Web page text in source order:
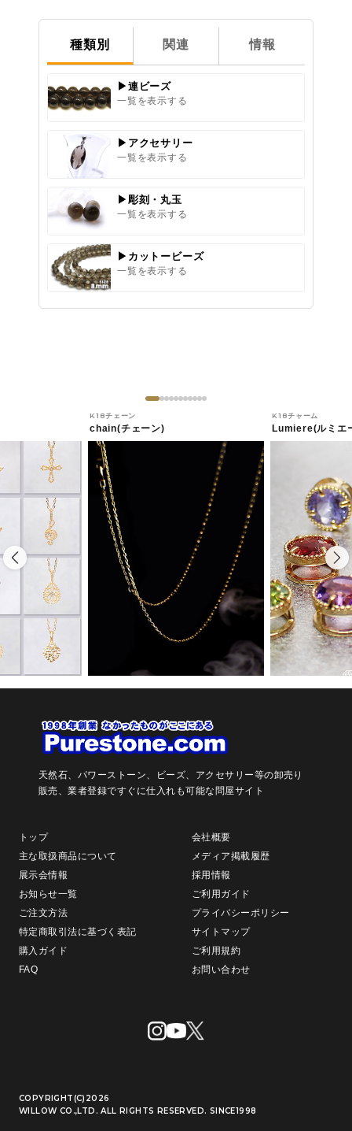
種類別 関連 情報
▶連ビーズ
一覧を表示する
▶アクセサリー
一覧を表示する
▶彫刻・丸玉
一覧を表示する
▶カットービーズ
一覧を表示する
K18チェーン
chain(チェーン)
K18チャーム
Lumiere(ルミエ
天然石、パワーストーン、ビーズ、アクセサリー等の卸売り
販売、業者登録ですぐに仕入れも可能な問屋サイト
トップ
会社概要
主な取扱商品について
メディア掲載履歴
展示会情報
採用情報
お知らせ一覧
ご利用ガイド
ご注文方法
プライバシーポリシー
特定商取引法に基づく表記
サイトマップ
購入ガイド
ご利用規約
FAQ
お問い合わせ
COPYRIGHT(C)2026
WILLOW CO.,LTD. ALL RIGHTS RESERVED. SINCE1998